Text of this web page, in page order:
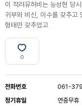
이 적려유허비는 능성현 당
귀부와 비신, 이수를 갖추고
형태만 갖추었고
0
전화번호
061-
정기휴일
연중무휴